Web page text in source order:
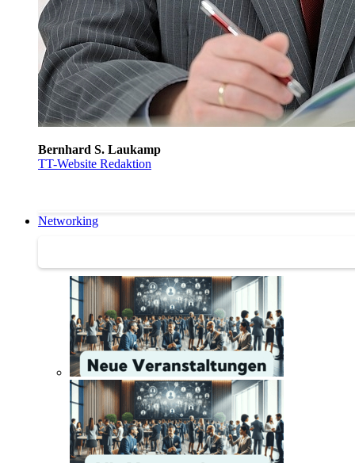
Bernhard S. Laukamp
TT-Website Redaktion
Networking